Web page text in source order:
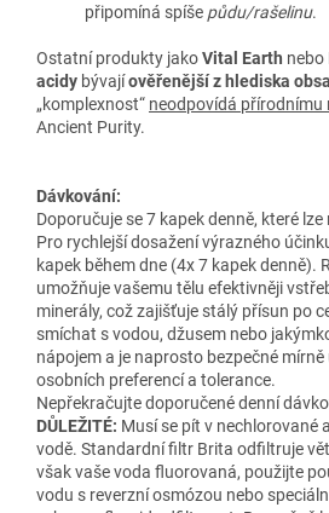
připomíná spíše půdu/rašelinu.
Ostatní produkty jakoVital Earth nebo
acidy bývajíověřenější z hlediska
„komplexnost“ neodpovídá přírodnímu
Ancient Purity.
Dávkování:
Doporučuje se 7 kapek denně, které
Pro rychlejší dosažení výrazného
kapek během dne (4x 7 kapek denně).
umožňuje vašemu tělu efektivněji
minerály, což zajišťuje stálý přísun po
smíchat s vodou, džusem nebo
nápojem a je naprosto bezpečné
osobních preferencí a tolerance.
Nepřekračujte doporučené denní
DŮLEŽITÉ: Musí se pít v nechlorované a
vodě. Standardní filtr Brita odfiltruje
však vaše voda fluorovaná, použijte
vodu s reverzní osmózou nebo